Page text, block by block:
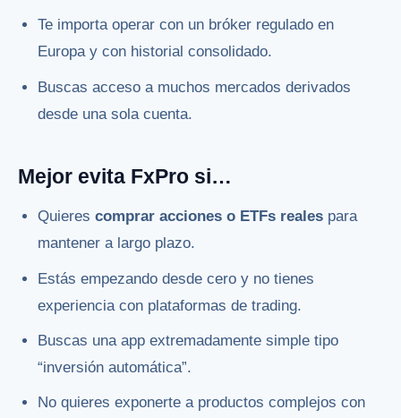
Te importa operar con un bróker regulado en
Europa y con historial consolidado.
Buscas acceso a muchos mercados derivados
desde una sola cuenta.
Mejor evita FxPro si…
Quierescomprar acciones o ETFs reales para
mantener a largo plazo.
Estás empezando desde cero y no tienes
experiencia con plataformas de trading.
Buscas una app extremadamente simple tipo
“inversión automática”.
No quieres exponerte a productos complejos con